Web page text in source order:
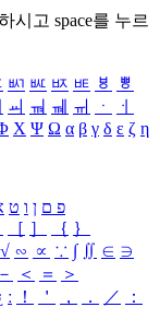
시고 space를 누르
ㅴ ㅵ ㅶ ㅷ ㅸ
ㅹ
ㆉ ㆊ ㆋ ㆌ ㆍ
ㆎ
Χ Ψ Ω α β γ δ ε ζ η
פ ם ן ו ט
［ ］ ｛ ｝
√ ∽ ∝ ∵ ∫ ∬ ∈ ∋
－ ＜ ＝
＞
ː ！ ＇ ， ． ／
：